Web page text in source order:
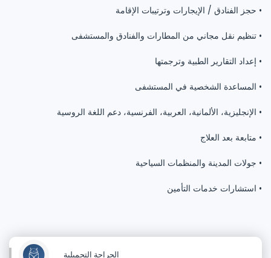
• حجز الفنادق / الإيجارات وترتيبات الإقامة
• تنظيم نقل مجاني من المطارات والفنادق والمستشفى
• إعداد التقارير الطبية وترجمتها
• المساعدة الشخصية في المستشفى
• الإنجليزية، الألمانية، العربية، الفرنسية، دعم اللغة الروسية
• متابعة بعد العلاج
• جولات المدينة والمنظمات السياحية
• استشارات خدمات التأمين
الجراحة التجميلية